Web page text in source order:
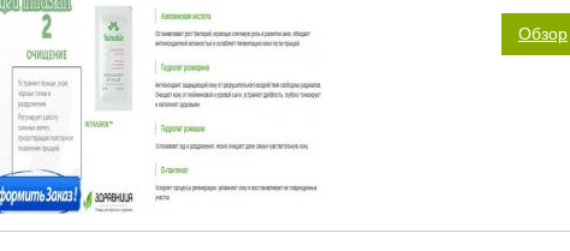
Обзор